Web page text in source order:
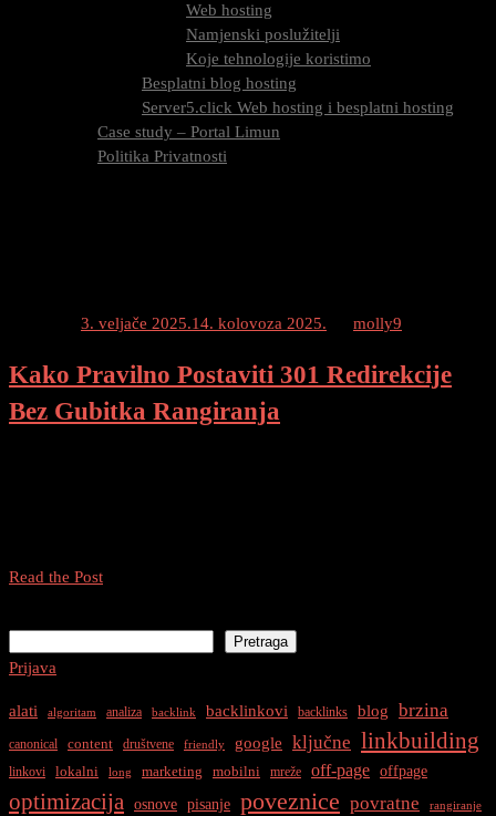
Web hosting
Namjenski poslužitelji
Koje tehnologije koristimo
Besplatni blog hosting
Server5.click Web hosting i besplatni hosting
Case study – Portal Limun
Politika Privatnosti
3. veljače 2025.14. kolovoza 2025. molly9
Kako Pravilno Postaviti 301 Redirekcije
Bez Gubitka Rangiranja
Read the PostKako
301
Gubitka
Rangiranja
Pretraga
Prijava
alati algoritam analiza backlink backlinkovi backlinks blog brzina
canonical content društvene friendly google ključne linkbuilding
linkovi lokalni long marketing mobilni mreže off-page offpage
optimizacija osnove pisanje poveznice povratne rangiranje